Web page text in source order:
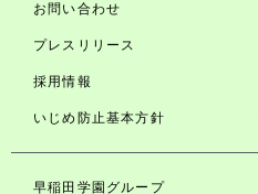
お問い合わせ
プレスリリース
採用情報
いじめ防止基本方針
早稲田学園グループ